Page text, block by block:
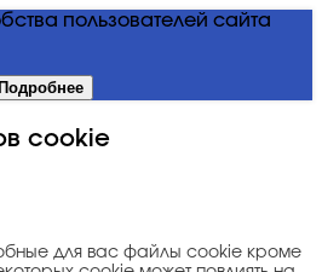
пользователей сайта
Подробнее
cookie
для вас файлы cookie кроме